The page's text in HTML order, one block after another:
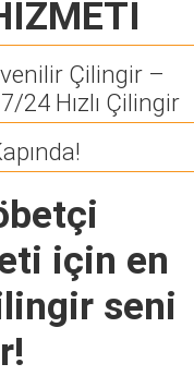
Çilingir –
24 Hızlı Çilingir
için en
seni